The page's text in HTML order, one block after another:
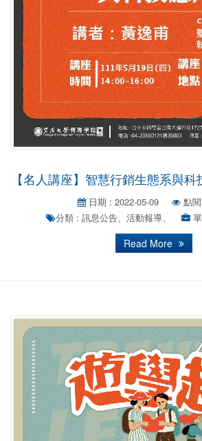
【名人講座】智慧行銷生態系與
日期 : 2022-05-09
點閱
分類 : 訊息公告、活動報導、
Read More